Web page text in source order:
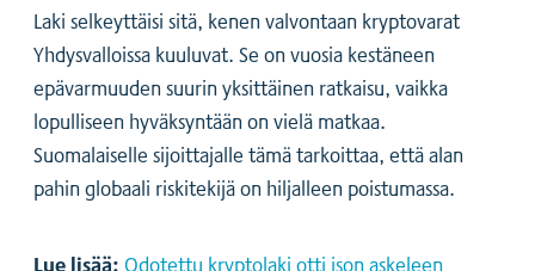
Laki selkeyttäisi sitä, kenen valvontaan kryptovarat
Yhdysvalloissa kuuluvat. Se on vuosia kestäneen
epävarmuuden suurin yksittäinen ratkaisu, vaikka
lopulliseen hyväksyntään on vielä matkaa.
Suomalaiselle sijoittajalle tämä tarkoittaa, että alan
pahin globaali riskitekijä on hiljalleen poistumassa.
Lue lisää:Odotettu kryptolaki otti ison askeleen